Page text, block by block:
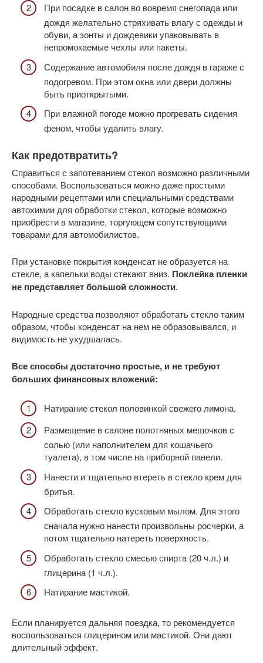
При посадке в салон во вовремя снегопада или
дождя желательно стряхивать влагу с одежды и
обуви, а зонты и дождевики упаковывать в
непромокаемые чехлы или пакеты.
Содержание автомобиля после дождя в гараже с
подогревом. При этом окна или двери должны
быть приоткрытыми.
При влажной погоде можно прогревать сидения
феном, чтобы удалить влагу.
Как предотвратить?
Справиться с запотеванием стекол возможно различными
способами. Воспользоваться можно даже простыми
народными рецептами или специальными средствами
автохимии для обработки стекол, которые возможно
приобрести в магазине, торгующем сопутствующими
товарами для автомобилистов.
При установке покрытия конденсат не образуется на
стекле, а капельки воды стекают вниз. Поклейка пленки
не представляет большой сложности.
Народные средства позволяют обработать стекло таким
образом, чтобы конденсат на нем не образовывался, и
видимость не ухудшалась.
Все способы достаточно простые, и не требуют
больших финансовых вложений:
Натирание стекол половинкой свежего лимона.
Размещение в салоне полотняных мешочков с
солью (или наполнителем для кошачьего
туалета), в том числе на приборной панели.
Нанести и тщательно втереть в стекло крем для
бритья.
Обработать стекло кусковым мылом. Для этого
сначала нужно нанести произвольны росчерки, а
потом тщательно натереть поверхность.
Обработать стекло смесью спирта (20 ч.л.) и
глицерина (1 ч.л.).
Натирание мастикой.
Если планируется дальняя поездка, то рекомендуется
воспользоваться глицерином или мастикой. Они дают
длительный эффект.